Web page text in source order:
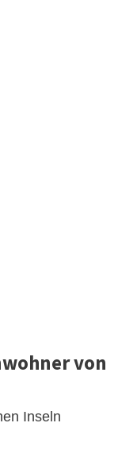
von
Inseln